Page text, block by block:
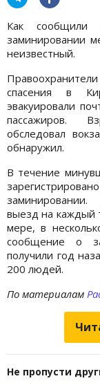
Как сообщили
заминировании
неизвестный.
спасения в
эвакуировали
пассажиров.
обследовал
обнаружил.
В течение
выезд на каждый
мере, в
сообщение о
получили год
200 людей.
По материалам
Не пропусти